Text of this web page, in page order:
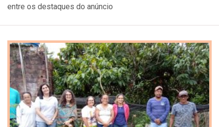
entre os destaques do anúncio